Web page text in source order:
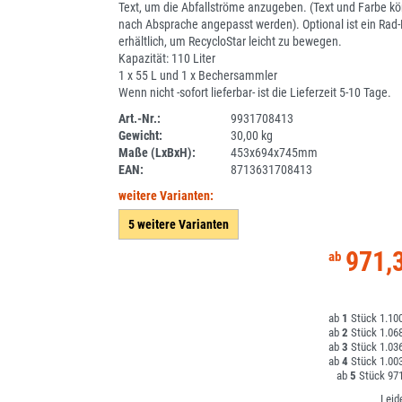
Text, um die Abfallströme anzugeben. (Text und Farbe
nach Absprache angepasst werden). Optional ist ein
erhältlich, um RecycloStar leicht zu bewegen.
Kapazität: 110 Liter
1 x 55 L und 1 x Bechersammler
Wenn nicht -sofort lieferbar- ist die Lieferzeit 5-10 Tage.
Art.-Nr.:
9931708413
Gewicht:
30,00 kg
Maße (LxBxH):
453x694x745mm
EAN:
8713631708413
weitere Varianten:
5 weitere Varianten
1
2
3
4
5